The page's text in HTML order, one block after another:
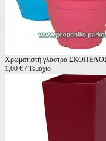
Χρωματιστή γλάστρα
1,00 € / Τεμάχιο